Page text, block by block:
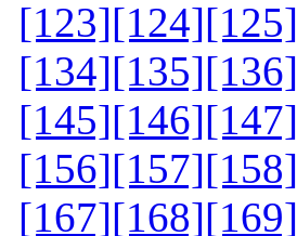
[123][124][125]
[134][135][136]
[145][146][147]
[156][157][158]
[167][168][169]